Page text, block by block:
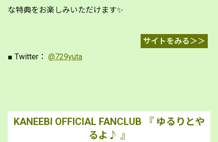
な特典をお楽しみいただけます✨
サイトをみる＞＞
■ Twitter： @729yuta
KANEEBI OFFICIAL FANCLUB 『 ゆるりとや
るよ♪ 』